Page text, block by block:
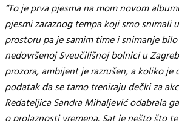
“To je prva pjesma na mom novom
pjesmi zaraznog tempa koji smo snimali
prostoru pa je samim time i snimanje
nedovršenoj Sveučilišnoj bolnici u
prozora, ambijent je razrušen, a koliko je
podatak da se tamo treniraju dečki za
Redateljica Sandra Mihaljević odabrala